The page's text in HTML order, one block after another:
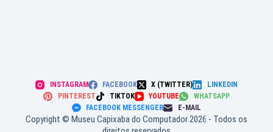
INSTAGRAM FACEBOOK X (TWITTER)
LINKEDIN
PINTEREST
TIKTOK YOUTUBE
WHATSAPP
FACEBOOK MESSENGER
E-MAIL
Copyright © Museu Capixaba do Computador 2026 - Todos os